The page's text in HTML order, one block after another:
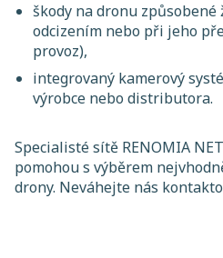
škody na dronu
odcizením nebo při jeho
provoz),
integrovaný kamerový
výrobce nebo distributora.
Specialisté sítě RENOMIA
pomohou s výběrem
drony. Neváhejte nás